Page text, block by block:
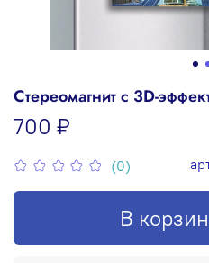
(0)
Стереомагнит с 3D-
700 ₽
В